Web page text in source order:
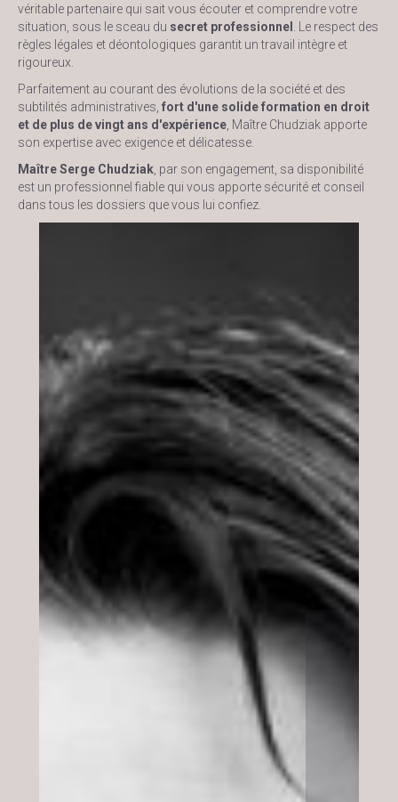
véritable partenaire qui sait vous écouter et comprendre votre
situation, sous le sceau du secret professionnel . Le respect des
règles légales et déontologiques garantit un travail intègre et
rigoureux.
Parfaitement au courant des évolutions de la société et des
subtilités administratives, fort d'une solide formation en droit
et de plus de vingt ans d'expérience , Maître Chudziak apporte
son expertise avec exigence et délicatesse.
Maître Serge Chudziak , par son engagement, sa disponibilité
est un professionnel fiable qui vous apporte sécurité et conseil
dans tous les dossiers que vous lui confiez.